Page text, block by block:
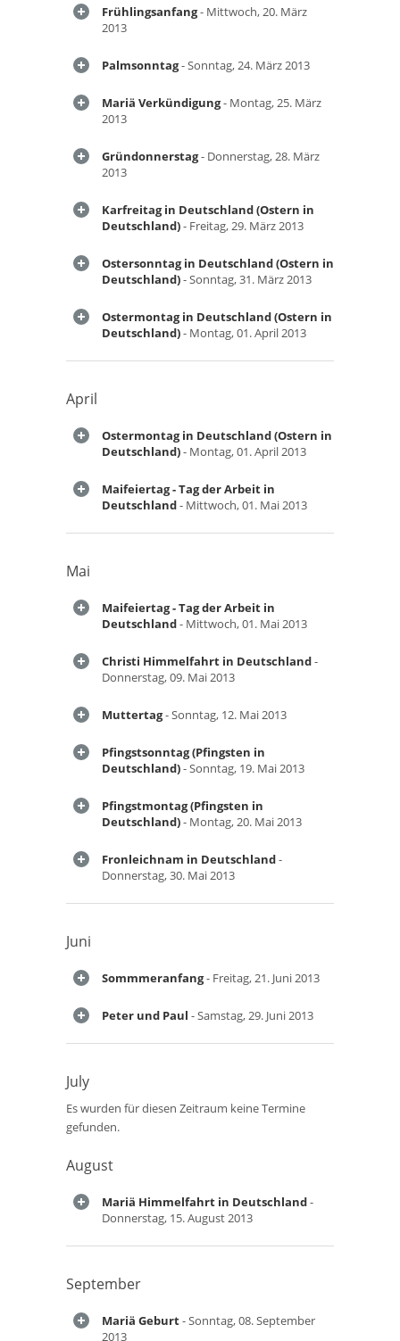
Frühlingsanfang- Mittwoch, 20. März
2013
Palmsonntag- Sonntag, 24. März 2013
Mariä Verkündigung- Montag, 25. März
2013
Gründonnerstag- Donnerstag, 28. März
2013
Karfreitag in Deutschland (Ostern in
Deutschland)- Freitag, 29. März 2013
Ostersonntag in Deutschland (Ostern in
Deutschland)- Sonntag, 31. März 2013
Ostermontag in Deutschland (Ostern in
Deutschland)- Montag, 01. April 2013
April
Ostermontag in Deutschland (Ostern in
Deutschland)- Montag, 01. April 2013
Maifeiertag - Tag der Arbeit in
Deutschland- Mittwoch, 01. Mai 2013
Mai
Maifeiertag - Tag der Arbeit in
Deutschland- Mittwoch, 01. Mai 2013
Christi Himmelfahrt in Deutschland-
Donnerstag, 09. Mai 2013
Muttertag- Sonntag, 12. Mai 2013
Pfingstsonntag (Pfingsten in
Deutschland)- Sonntag, 19. Mai 2013
Pfingstmontag (Pfingsten in
Deutschland)- Montag, 20. Mai 2013
Fronleichnam in Deutschland-
Donnerstag, 30. Mai 2013
Juni
Sommmeranfang- Freitag, 21. Juni 2013
Peter und Paul - Samstag, 29. Juni 2013
July
Es wurden für diesen Zeitraum keine Termine
gefunden.
August
Mariä Himmelfahrt in Deutschland-
Donnerstag, 15. August 2013
September
Mariä Geburt- Sonntag, 08. September
2013